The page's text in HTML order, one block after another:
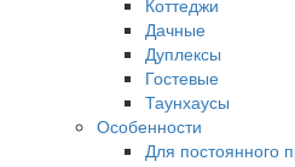
Дачные
Дуплексы
Гостевые
Таунхаусы
Особенности
Для постоянного